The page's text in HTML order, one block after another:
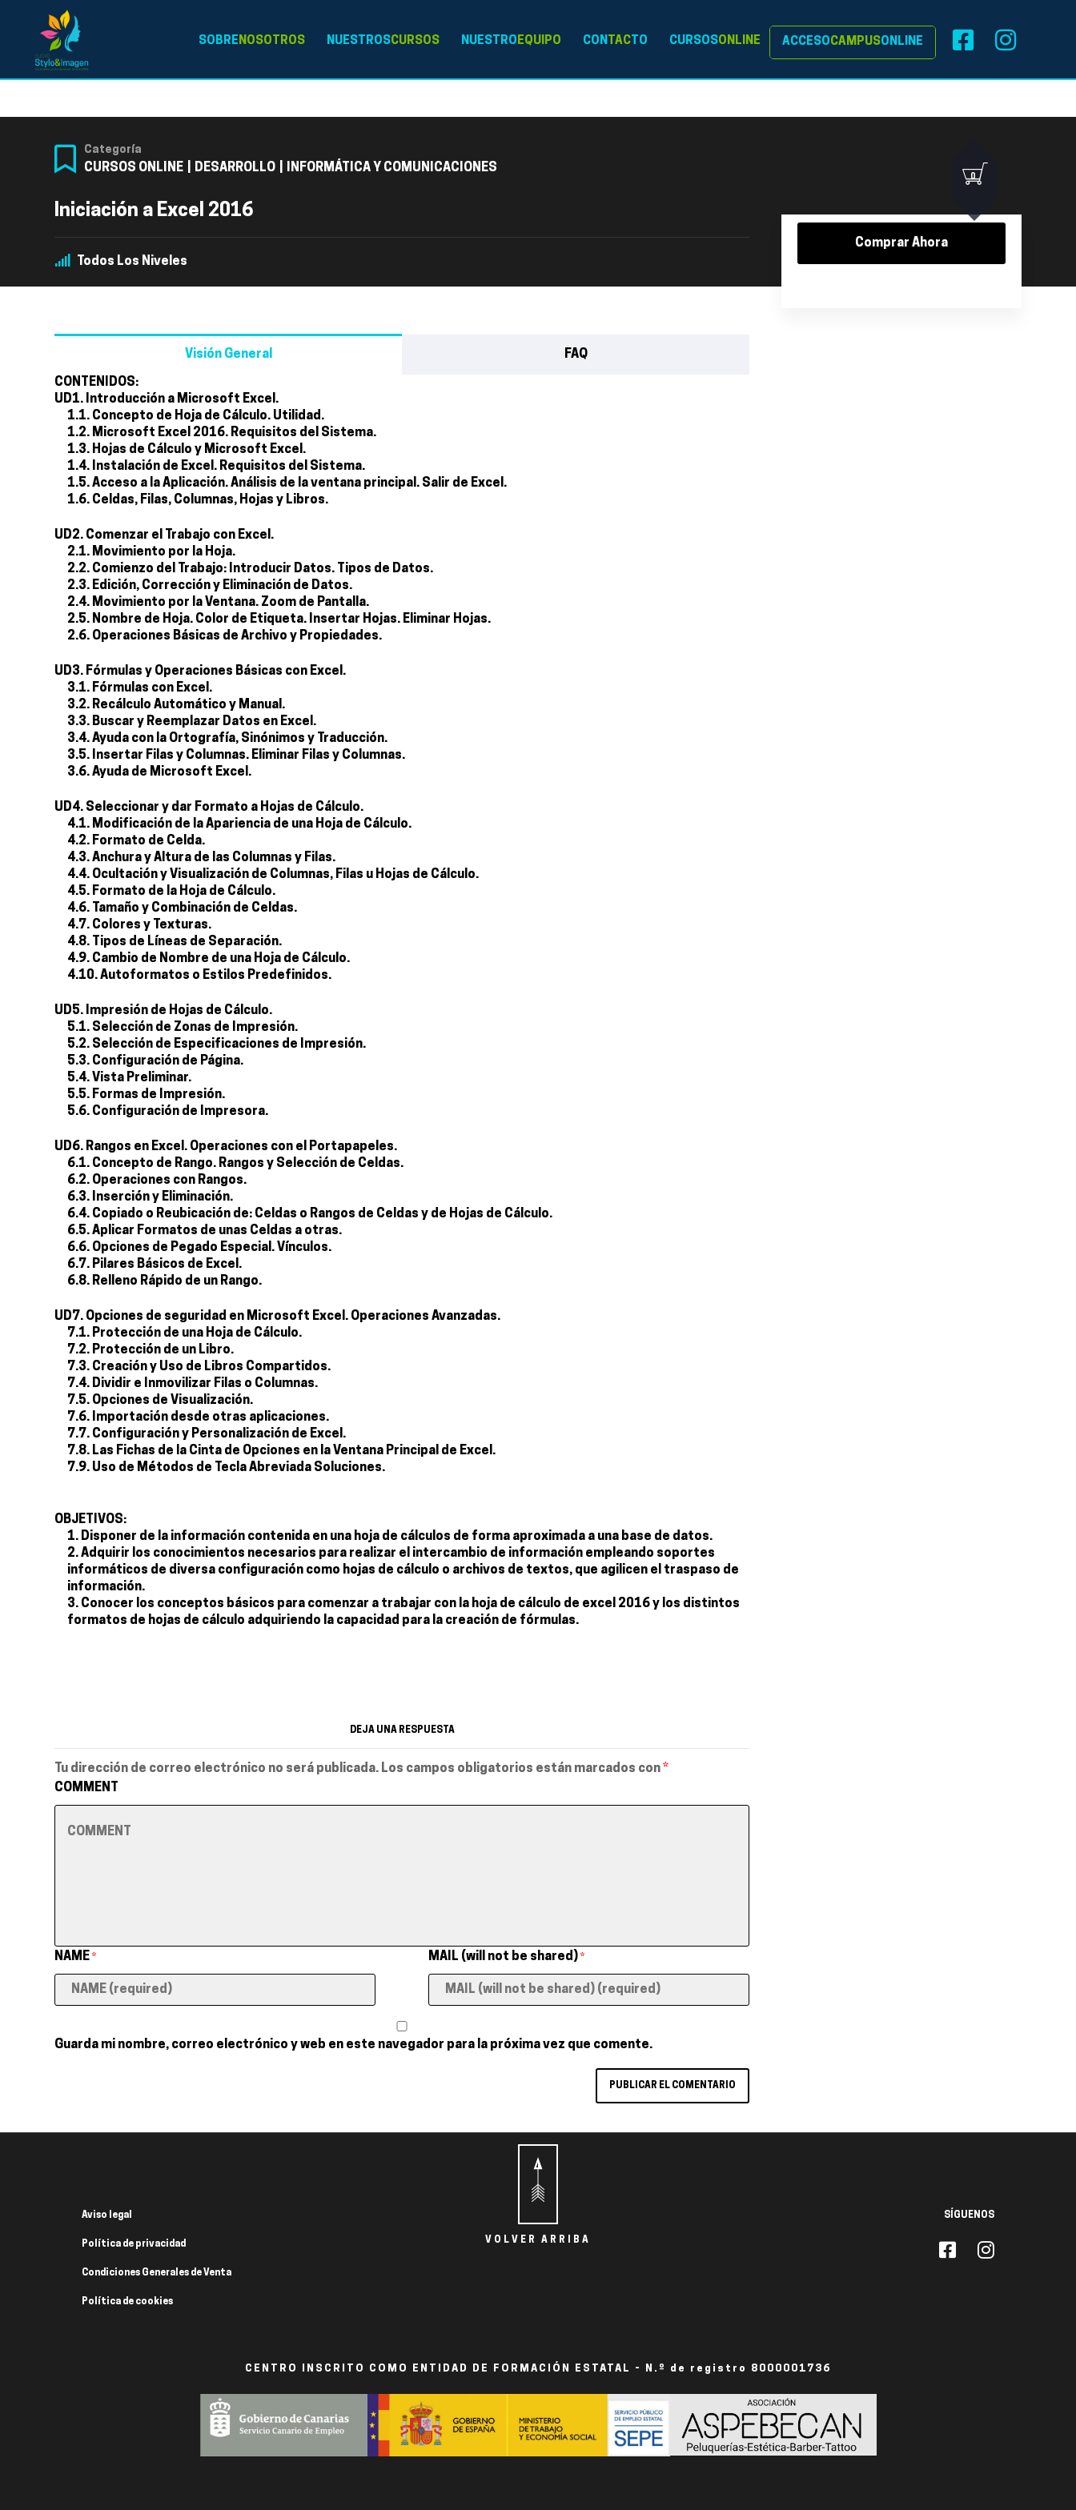
SOBRENOSOTROS NUESTROSCURSOS NUESTROEQUIPO CONTACTO CURSOSONLINE ACCESOCAMPUSONLINE
0
Categoría
CURSOS ONLINE DESARROLLO INFORMÁTICA Y COMUNICACIONES
Iniciación a Excel 2016
Todos Los Niveles
Visión General FAQ
CONTENIDOS:
UD1. Introducción a Microsoft Excel.
1.1. Concepto de Hoja de Cálculo. Utilidad.
1.2. Microsoft Excel 2016. Requisitos del Sistema.
1.3. Hojas de Cálculo y Microsoft Excel.
1.4. Instalación de Excel. Requisitos del Sistema.
1.5. Acceso a la Aplicación. Análisis de la ventana principal. Salir de Excel.
1.6. Celdas, Filas, Columnas, Hojas y Libros.
UD2. Comenzar el Trabajo con Excel.
2.1. Movimiento por la Hoja.
2.2. Comienzo del Trabajo: Introducir Datos. Tipos de Datos.
2.3. Edición, Corrección y Eliminación de Datos.
2.4. Movimiento por la Ventana. Zoom de Pantalla.
2.5. Nombre de Hoja. Color de Etiqueta. Insertar Hojas. Eliminar Hojas.
2.6. Operaciones Básicas de Archivo y Propiedades.
UD3. Fórmulas y Operaciones Básicas con Excel.
3.1. Fórmulas con Excel.
3.2. Recálculo Automático y Manual.
3.3. Buscar y Reemplazar Datos en Excel.
3.4. Ayuda con la Ortografía, Sinónimos y Traducción.
3.5. Insertar Filas y Columnas. Eliminar Filas y Columnas.
3.6. Ayuda de Microsoft Excel.
UD4. Seleccionar y dar Formato a Hojas de Cálculo.
4.1. Modificación de la Apariencia de una Hoja de Cálculo.
4.2. Formato de Celda.
4.3. Anchura y Altura de las Columnas y Filas.
4.4. Ocultación y Visualización de Columnas, Filas u Hojas de Cálculo.
4.5. Formato de la Hoja de Cálculo.
4.6. Tamaño y Combinación de Celdas.
4.7. Colores y Texturas.
4.8. Tipos de Líneas de Separación.
4.9. Cambio de Nombre de una Hoja de Cálculo.
4.10. Autoformatos o Estilos Predefinidos.
UD5. Impresión de Hojas de Cálculo.
5.1. Selección de Zonas de Impresión.
5.2. Selección de Especificaciones de Impresión.
5.3. Configuración de Página.
5.4. Vista Preliminar.
5.5. Formas de Impresión.
5.6. Configuración de Impresora.
UD6. Rangos en Excel. Operaciones con el Portapapeles.
6.1. Concepto de Rango. Rangos y Selección de Celdas.
6.2. Operaciones con Rangos.
6.3. Inserción y Eliminación.
6.4. Copiado o Reubicación de: Celdas o Rangos de Celdas y de Hojas de Cálculo.
6.5. Aplicar Formatos de unas Celdas a otras.
6.6. Opciones de Pegado Especial. Vínculos.
6.7. Pilares Básicos de Excel.
6.8. Relleno Rápido de un Rango.
UD7. Opciones de seguridad en Microsoft Excel. Operaciones Avanzadas.
7.1. Protección de una Hoja de Cálculo.
7.2. Protección de un Libro.
7.3. Creación y Uso de Libros Compartidos.
7.4. Dividir e Inmovilizar Filas o Columnas.
7.5. Opciones de Visualización.
7.6. Importación desde otras aplicaciones.
7.7. Configuración y Personalización de Excel.
7.8. Las Fichas de la Cinta de Opciones en la Ventana Principal de Excel.
7.9. Uso de Métodos de Tecla Abreviada Soluciones.
OBJETIVOS:
Disponer de la información contenida en una hoja de cálculos de forma aproximada a una base de datos.
Adquirir los conocimientos necesarios para realizar el intercambio de información empleando soportes
informáticos de diversa configuración como hojas de cálculo o archivos de textos, que agilicen el traspaso de
información.
Conocer los conceptos básicos para comenzar a trabajar con la hoja de cálculo de excel 2016 y los distintos
formatos de hojas de cálculo adquiriendo la capacidad para la creación de fórmulas.
DEJA UNA RESPUESTA
Tu dirección de correo electrónico no será publicada. Los campos obligatorios están marcados con *
COMMENT
NAME * MAIL (will not be shared) *
Guarda mi nombre, correo electrónico y web en este navegador para la próxima vez que comente.
Comprar Ahora
VOLVER ARRIBA
Aviso legal
Política de privacidad
Condiciones Generales de Venta
Política de cookies
SÍGUENOS
CENTRO INSCRITO COMO ENTIDAD DE FORMACIÓN ESTATAL - N.º de registro 8000001736